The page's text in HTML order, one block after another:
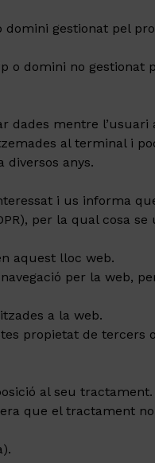
domini gestionat pel
o domini no
mentre l’usuari
al terminal i
anys.
i us informa
per la qual cosa
aquest lloc web.
per la web,
a la web.
propietat de tercers
al seu tractament.
que el tractament